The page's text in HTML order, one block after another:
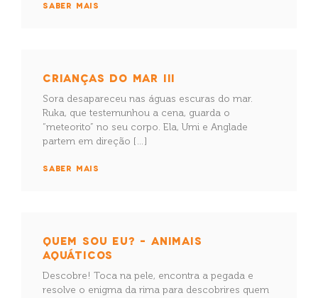
SABER MAIS
CRIANÇAS DO MAR III
Sora desapareceu nas águas escuras do mar.
Ruka, que testemunhou a cena, guarda o
“meteorito” no seu corpo. Ela, Umi e Anglade
partem em direção […]
SABER MAIS
QUEM SOU EU? – ANIMAIS
AQUÁTICOS
Descobre! Toca na pele, encontra a pegada e
resolve o enigma da rima para descobrires quem